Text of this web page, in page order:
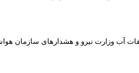
وزارت نیرو و هشدارهای سازمان